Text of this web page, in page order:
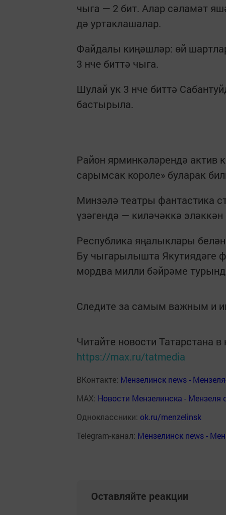
чыга — 2 бит. Алар сәламәт
дә уртаклашалар.
Файдалы киңәшләр: өй
3 нче биттә чыга.
Шулай ук 3 нче биттә
бастырыла.
Район ярминкәләрендә актив
сарымсак короле» буларак
Минзәлә театры фантастика
үзәгендә — киләчәккә
Республика яңалыклары
Бу чыгарылышта Якутиядәге
мордва милли бәйрәме
Следите за самым важным и
Читайте новости Татарстана
https://max.ru/tatmedia
ВКонтакте: Мензелинск news -
MAX: Новости Мензелинска - Мензеля
Одноклассники: ok.ru/menzelinsk
Telegram-канал: Мензелинск news -
Оставляйте реакции